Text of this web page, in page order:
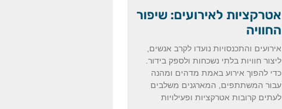
אטרקציות לאירועים: שיפור
החוויה
אירועים והתכנסויות נועדו לקרב אנשים,
ליצור חוויות בלתי נשכחות ולספק בידור.
כדי להפוך אירוע באמת מדהים ומהנה
עבור המשתתפים, המארגנים משלבים
לעתים קרובות אטרקציות ופעילויות